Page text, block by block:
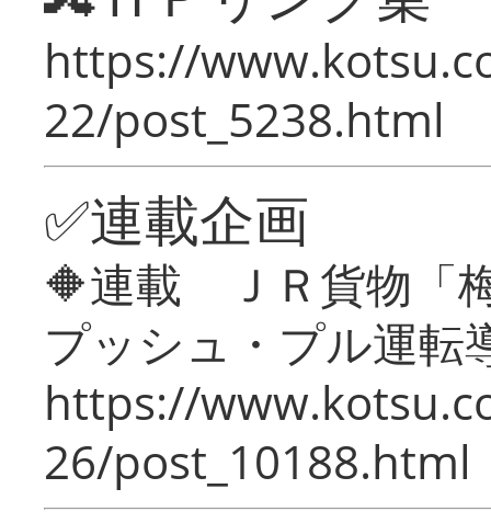
https://
22/post_5238.html
✅連載企画
🔶連載 ＪＲ貨物「
プッシュ・プル運転
https://
26/post_10188.html